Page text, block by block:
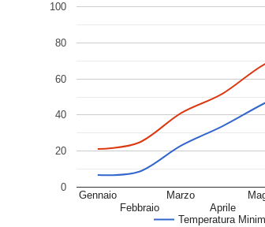
Temperatura
Gennaio
Febbraio
Marzo
Aprile
0
20
40
60
80
100